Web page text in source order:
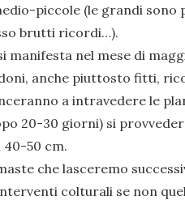
piccole (le grandi sono
brutti ricordi…).
manifesta nel mese di
anche piuttosto fitti,
a intravedere le
20-30 giorni) si
40-50 cm.
che lasceremo
colturali se non